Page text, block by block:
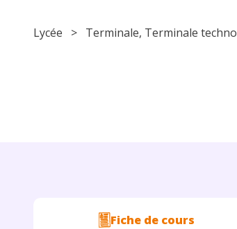
Lycée > Terminale, Terminale techno
Fiche de cours